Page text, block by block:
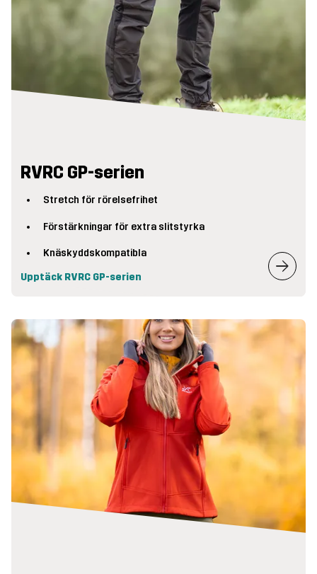
RVRC GP-serien
Stretch för rörelsefrihet
Förstärkningar för extra slitstyrka
Knäskyddskompatibla
Upptäck RVRC GP-serien